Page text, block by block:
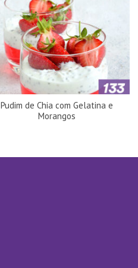
Pudim de Chia com Gelatina e
Morangos